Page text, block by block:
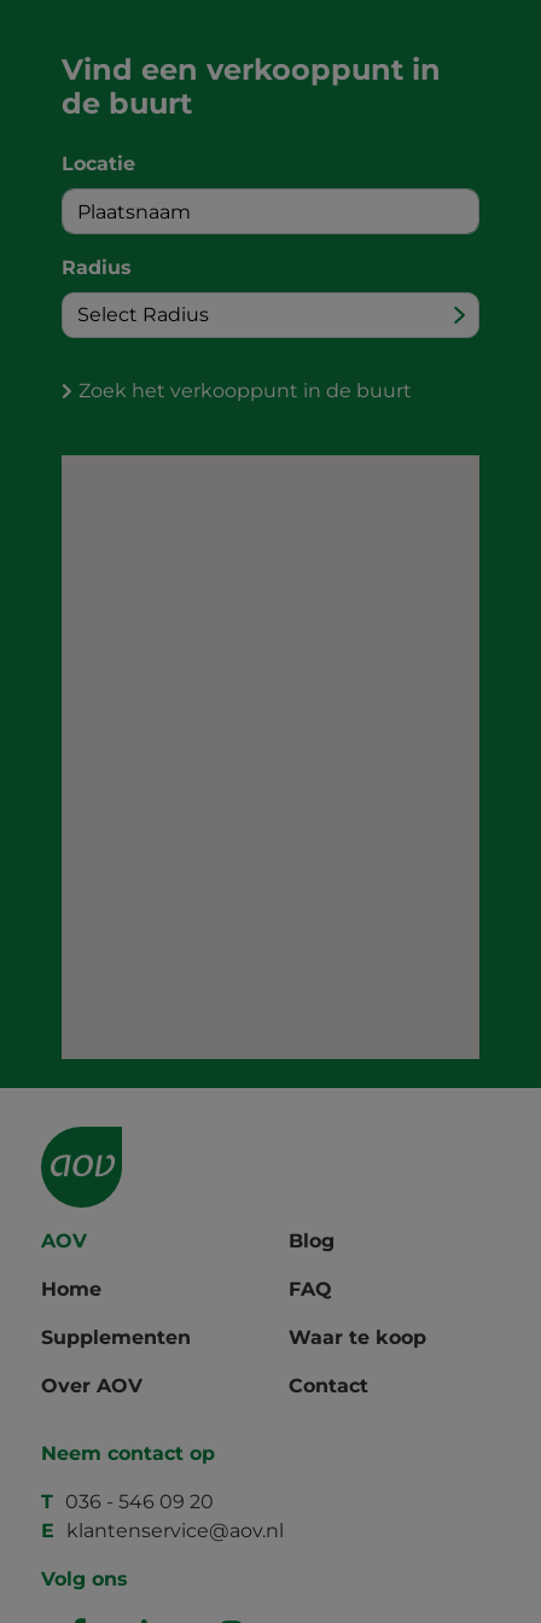
Vind een verkooppunt in
de buurt
Locatie
Radius
Zoek het verkooppunt in de buurt
AOV
Home
Supplementen
Over AOV
Blog
FAQ
Waar te koop
Contact
Neem contact op
T 036 - 546 09 20
E
klantenservice@aov.nl
Volg ons